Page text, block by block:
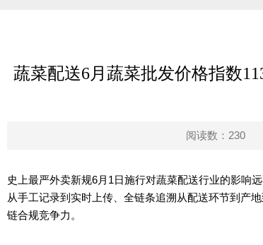
蔬菜配送6月蔬菜批发价格指数
阅读数：230
史上最严外卖新规6月1日施行对蔬菜配送行业的影
从手工记录到实时上传、全链条追溯从配送环节到产
链合规竞争力。